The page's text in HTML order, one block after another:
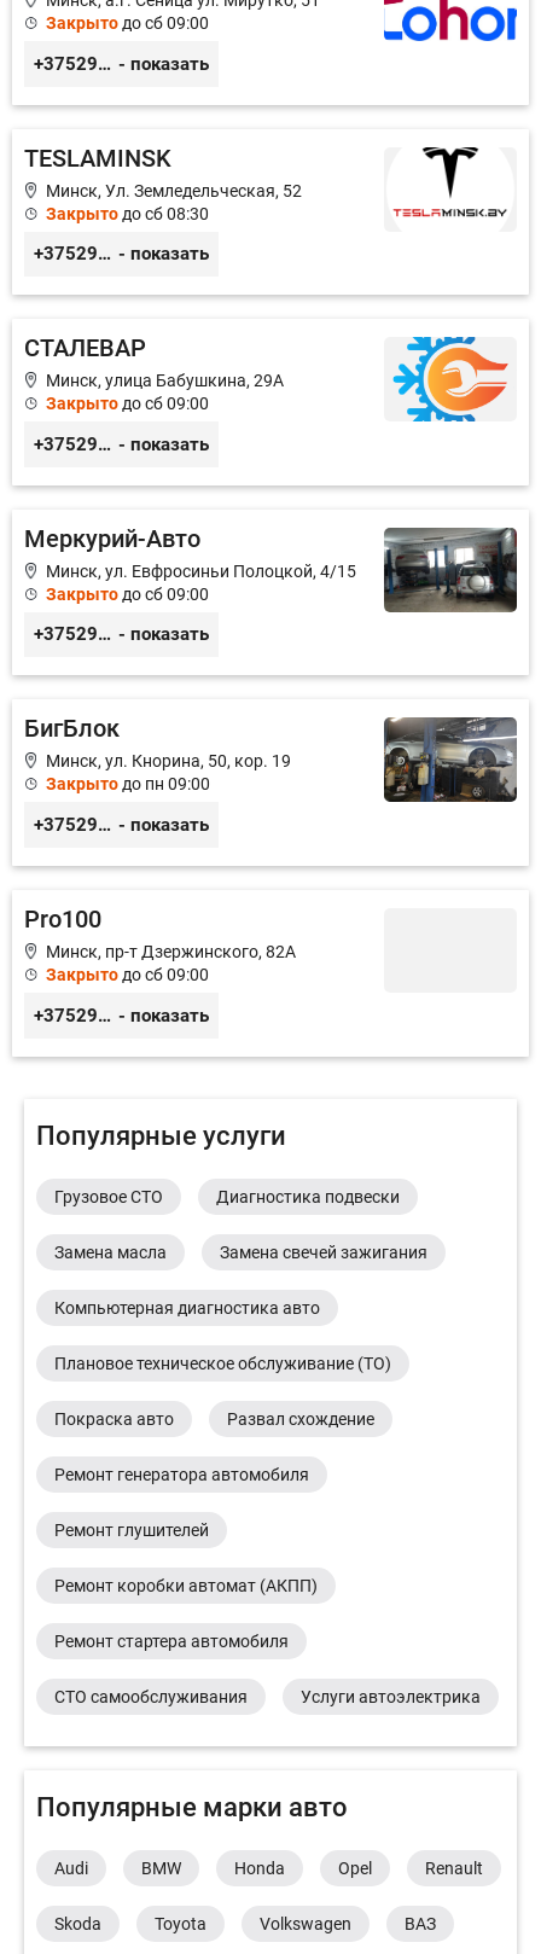
Закрытодо сб 09:00
+375291514142 - показать
TESLAMINSK
Минск, Ул. Земледельческая, 52
Закрыто до сб 08:30
+375291335101 - показать
СТАЛЕВАР
Минск, улица Бабушкина, 29А
Закрытодо сб 09:00
+375296660911 - показать
Меркурий-Авто
Минск, ул. Евфросиньи Полоцкой, 4/15
Закрыто до сб 09:00
+375299888100 - показать
БигБлок
Минск, ул. Кнорина, 50, кор. 19
Закрытодо пн 09:00
+375293994006 - показать
Pro100
Минск, пр-т Дзержинского, 82А
Закрыто до сб 09:00
+375293435656 - показать
Популярные услуги
Грузовое СТО Диагностика подвески
Замена масла Замена свечей зажигания
Компьютерная диагностика авто
Плановое техническое обслуживание (ТО)
Покраска авто Развал схождение
Ремонт генератора автомобиля
Ремонт глушителей
Ремонт коробки автомат (АКПП)
Ремонт стартера автомобиля
СТО самообслуживания Услуги автоэлектрика
Популярные марки авто
Audi BMW Honda Opel Renault
Skoda Toyota Volkswagen ВАЗ